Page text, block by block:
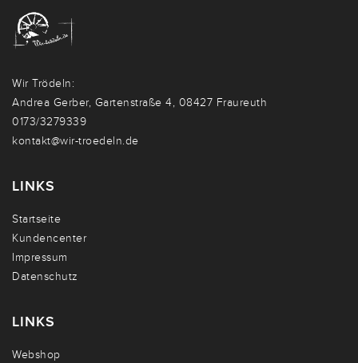
Wir Trödeln:
Andrea Gerber, Gartenstraße 4, 08427 Fraureuth
0173/3279339
kontakt@wir-troedeln.de
LINKS
Startseite
Kundencenter
Impressum
Datenschutz
LINKS
Webshop